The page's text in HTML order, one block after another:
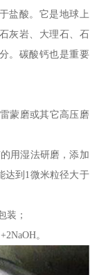
盐酸。它是地球上
灰岩、大理石、石
。碳酸钙也是重要
蒙磨或其它高压磨
用湿法研磨，添加
达到1微米粒径大于
装；
。